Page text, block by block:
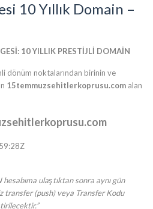
10 Yıllık Domain –
10 YILLIK PRESTİJLİ DOMAİN
dönüm noktalarından birinin ve
15temmuzsehitlerkoprusu.com alan
ulaştıktan sonra aynı gün
transfer (push) veya Transfer Kodu